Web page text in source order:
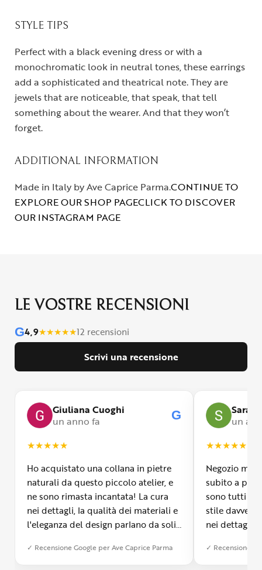
STYLE TIPS
Perfect with a black evening dress or with a
monochromatic look in neutral tones, these earrings
add a sophisticated and theatrical note. They are
jewels that are noticeable, that speak, that tell
something about the wearer. And that they won’t
forget.
ADDITIONAL INFORMATION
Made in Italy by Ave Caprice Parma.CONTINUE TO
EXPLORE OUR SHOP PAGECLICK TO DISCOVER
OUR INSTAGRAM PAGE
LE VOSTRE RECENSIONI
G4,9★★★★★12 recensioni
Scrivi una recensione
Giuliana Cuoghi
un anno fa
G
★★★★★
Ho acquistato una collana in pietre
naturali da questo piccolo atelier, e
ne sono rimasta incantata! La cura
nei dettagli, la qualità dei materiali e
l'eleganza del design parlano da soli.
stato impeccabile: veloce, preciso e
✓ Recensione Google per Ave Caprice Parma
Sara
un
★★★★★
Negozio
subito a
sono tutti
stile davvero
nei dettagli,
qualità e si
✓ Recensione